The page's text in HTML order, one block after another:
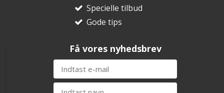
Specielle tilbud
Gode tips
Få vores nyhedsbrev